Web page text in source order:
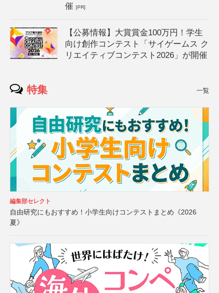
催[PR]
【公募情報】大賞賞金100万円！学生
向け創作コンテスト「サイゲームス ク
リエイティブコンテスト2026」が開催
特集 一覧
編集部セレクト
自由研究にもおすすめ！小学生向けコンテストまとめ《2026
夏》